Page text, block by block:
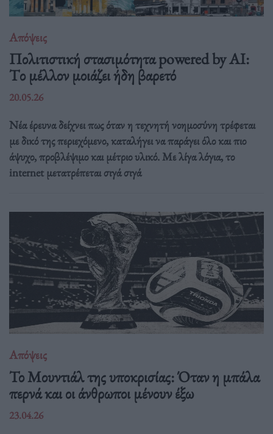
Απόψεις
Πολιτιστική στασιμότητα powered by AI:
Tο μέλλον μοιάζει ήδη βαρετό
20.05.26
Νέα έρευνα δείχνει πως όταν η τεχνητή νοημοσύνη τρέφεται
με δικό της περιεχόμενο, καταλήγει να παράγει όλο και πιο
άψυχο, προβλέψιμο και μέτριο υλικό. Με λίγα λόγια, το
internet μετατρέπεται σιγά σιγά
Απόψεις
Το Μουντιάλ της υποκρισίας: Όταν η μπάλα
περνά και οι άνθρωποι μένουν έξω
23.04.26